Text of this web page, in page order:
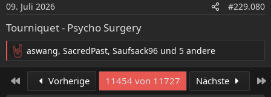
n
e
n
09. Juli 2026 #229.080
Tourniquet - Psycho Surgery
R
e
a
aswang, SacredPast, Saufsack96 und 5 andere
Erste Vorherige 11454 von 11727 Nächste